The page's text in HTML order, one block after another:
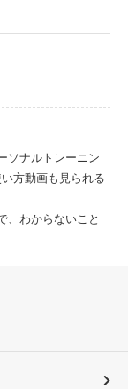
ソナルトレーニン
方動画も見られる
、わからないこと